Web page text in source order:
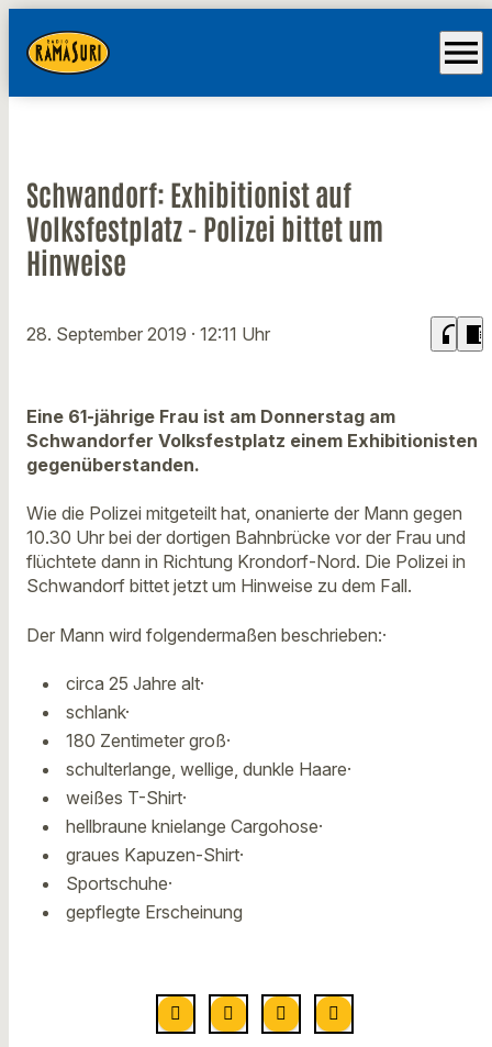
menu
Schwandorf: Exhibitionist auf
Volksfestplatz - Polizei bittet um
Hinweise
28. September 2019 · 12:11 Uhr headphones chrome_reader_mode
Eine 61-jährige Frau ist am Donnerstag am
Schwandorfer Volksfestplatz einem Exhibitionisten
gegenüberstanden.
Wie die Polizei mitgeteilt hat, onanierte der Mann gegen
10.30 Uhr bei der dortigen Bahnbrücke vor der Frau und
flüchtete dann in Richtung Krondorf-Nord. Die Polizei in
Schwandorf bittet jetzt um Hinweise zu dem Fall.
Der Mann wird folgendermaßen beschrieben:·
circa 25 Jahre alt·
schlank·
180 Zentimeter groß·
schulterlange, wellige, dunkle Haare·
weißes T-Shirt·
hellbraune knielange Cargohose·
graues Kapuzen-Shirt·
Sportschuhe·
gepflegte Erscheinung